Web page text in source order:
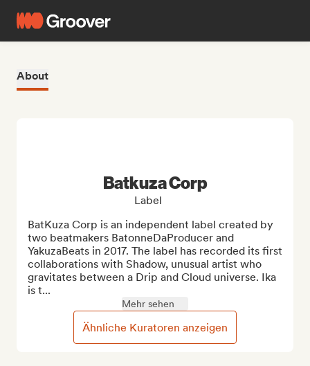
About
Batkuza Corp
Label
BatKuza Corp is an independent label created by
two beatmakers BatonneDaProducer and
YakuzaBeats in 2017. The label has recorded its first
collaborations with Shadow, unusual artist who
gravitates between a Drip and Cloud universe. Ika
is t...
Mehr sehen
Ähnliche Kuratoren anzeigen